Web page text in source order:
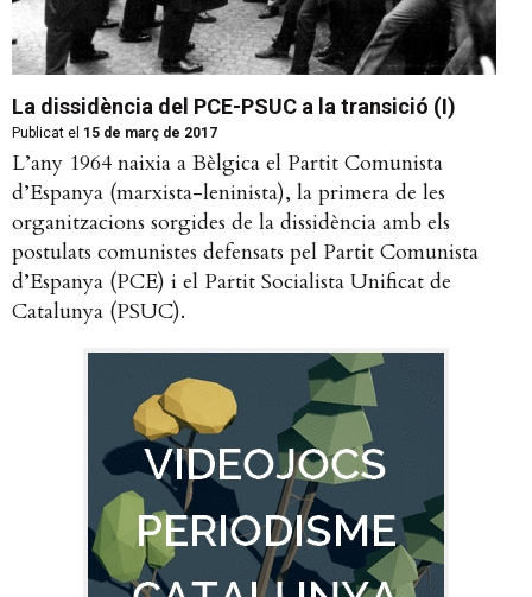
La dissidència del PCE-PSUC a la transició (I)
Publicat el 15 de març de 2017
L’any 1964 naixia a Bèlgica el Partit Comunista
d’Espanya (marxista-leninista), la primera de les
organitzacions sorgides de la dissidència amb els
postulats comunistes defensats pel Partit Comunista
d’Espanya (PCE) i el Partit Socialista Unificat de
Catalunya (PSUC).